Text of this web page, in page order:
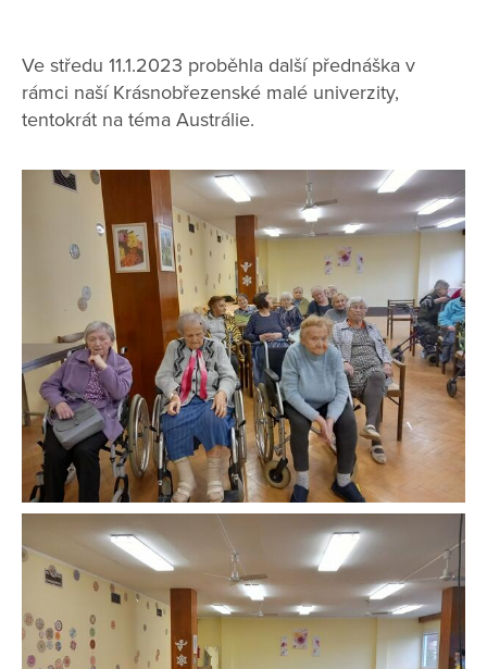
Ve středu 11.1.2023 proběhla další přednáška v
rámci naší Krásnobřezenské malé univerzity,
tentokrát na téma Austrálie.